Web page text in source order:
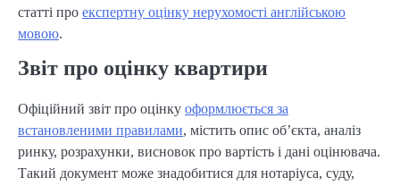
статті про експертну оцінку нерухомості англійською
мовою.
Звіт про оцінку квартири
Офіційний звіт про оцінку оформлюється за
встановленими правилами, містить опис об’єкта, аналіз
ринку, розрахунки, висновок про вартість і дані оцінювача.
Такий документ може знадобитися для нотаріуса, суду,